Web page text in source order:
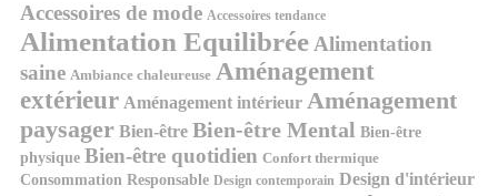
Accessoires de mode Accessoires tendance
Alimentation Equilibrée Alimentation
saine Ambiance chaleureuse Aménagement
extérieur Aménagement intérieur Aménagement
paysager Bien-être Bien-être Mental Bien-être
physique Bien-être quotidien Confort thermique
Consommation Responsable Design contemporain Design d'intérieur